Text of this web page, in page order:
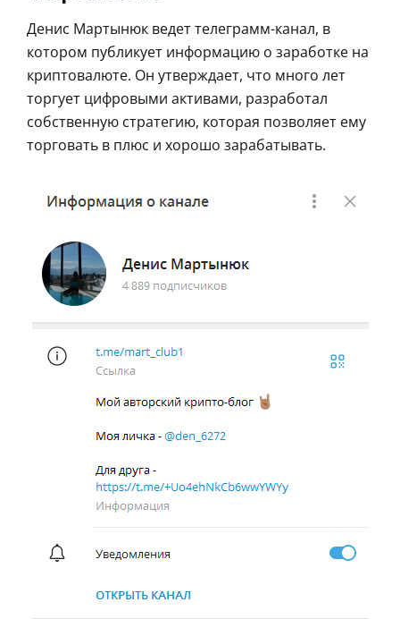
Денис Мартынюк ведет телеграмм-канал, в
котором публикует информацию о заработке на
криптовалюте. Он утверждает, что много лет
торгует цифровыми активами, разработал
собственную стратегию, которая позволяет ему
торговать в плюс и хорошо зарабатывать.